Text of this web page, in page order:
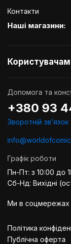
Контакти
Наші магазини:
Користувачам
Допомога та
+380 93
Зворотній звʼязок
Графік роботи
Пн-Пт: з 10:00 до
Сб-Нд: Вихідні
Ми в соцмережах
Політика
Публiчна оферта